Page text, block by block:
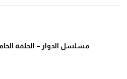
مسلسل الدوار – الحلقة